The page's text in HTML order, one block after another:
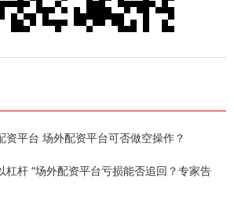
资平台 场外配资平台可否做空操作？
杠杆 “场外配资平台亏损能否追回？专家告